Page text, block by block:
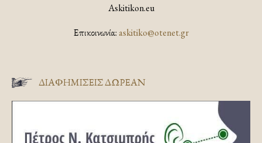
Askitikon.eu
Επικοινωνία:askitiko@otenet.gr
ΔΙΑΦΗΜΊΣΕΙΣ ΔΩΡΕΆΝ